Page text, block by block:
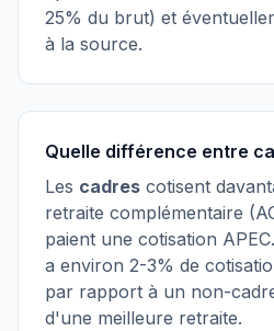
25% du brut) et
à la source.
Quelle différence entre
Les cadres cotisent
retraite complémentaire
paient une cotisation
a environ 2-3% de
par rapport à un non-
d'une meilleure retraite.